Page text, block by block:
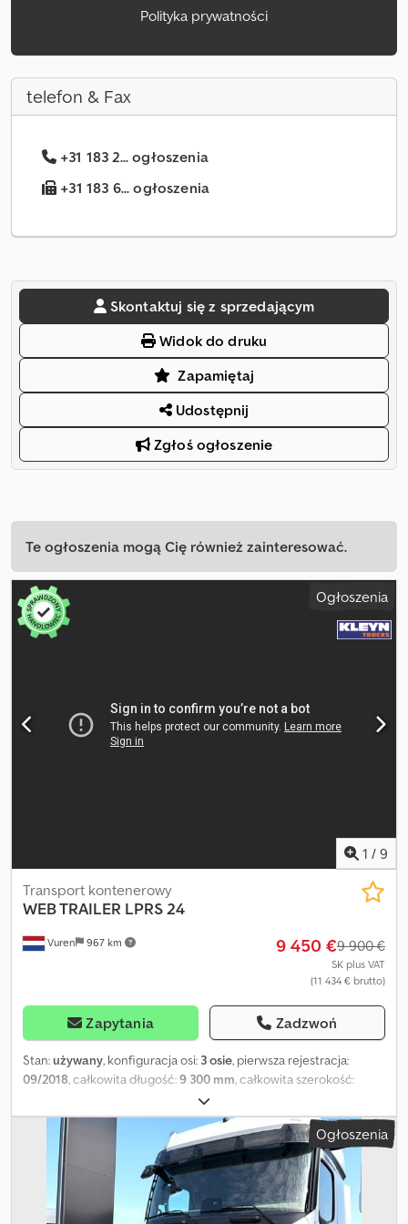
Polityka prywatności
telefon & Fax
+31 183 2... ogłoszenia
+31 183 6... ogłoszenia
Skontaktuj się z sprzedającym
Widok do druku
Zapamiętaj
Udostępnij
Zgłoś ogłoszenie
Te ogłoszenia mogą Cię również zainteresować.
Ogłoszenia
1 / 9
Vuren 967 km
Transport kontenerowy
WEB TRAILER LPRS 24
9 450 €9 900 €
SK plus VAT
(11 434 € brutto)
Zapytania Zadzwoń
Stan:używany, konfiguracja osi: 3 osie, pierwsza rejestracja:
09/2018 , całkowita długość:9 300 mm , całkowita szerokość:
1 350 mm
powietrze, rozmiar opony:385/55R22,5, kolor:inny, Rok budowy:
, Wyposażenie:
, = Dodatkowe opcje i wyposażenie = -
EBS = Uwagi = Liczba osi: 3, masa własna: 4100 kg, masa całkowita:
43000 kg, typ podwozia: pełne podwozie, materiał podwozia: stal,
rozmiar sworznia siodłowego: 2 cale, typ zawieszenia:
pneumatyczne, ABS, EBS, rok produkcji nadwozia: 2018, typ osi:
Ogłoszenia